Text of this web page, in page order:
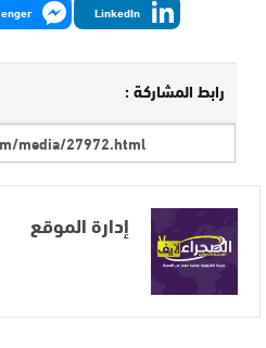
LinkedIn
رابط المشاركة :
إدارة الموقع